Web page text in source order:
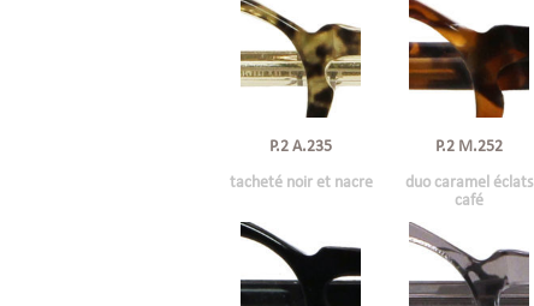
P.2 A.235
tacheté noir et nacre
P.2 M.252
duo caramel éclats
café